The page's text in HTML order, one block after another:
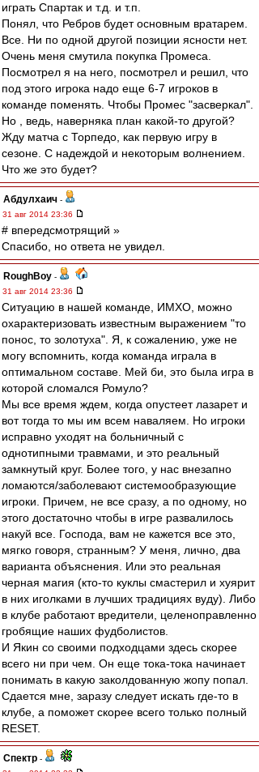
играть Спартак и т.д. и т.п.
Понял, что Ребров будет основным вратарем.
Все. Ни по одной другой позиции ясности нет.
Очень меня смутила покупка Промеса.
Посмотрел я на него, посмотрел и решил, что
под этого игрока надо еще 6-7 игроков в
команде поменять. Чтобы Промес "засверкал".
Но , ведь, наверняка план какой-то другой?
Жду матча с Торпедо, как первую игру в
сезоне. С надеждой и некоторым волнением.
Что же это будет?
Абдулхаич -
31 авг 2014 23:36
# впередсмотрящий »
Спасибо, но ответа не увидел.
RoughBoy -
31 авг 2014 23:36
Ситуацию в нашей команде, ИМХО, можно
охарактеризовать известным выражением "то
понос, то золотуха". Я, к сожалению, уже не
могу вспомнить, когда команда играла в
оптимальном составе. Мей би, это была игра в
которой сломался Ромуло?
Мы все время ждем, когда опустеет лазарет и
вот тогда то мы им всем наваляем. Но игроки
исправно уходят на больничный с
однотипными травмами, и это реальный
замкнутый круг. Более того, у нас внезапно
ломаются/заболевают системообразующие
игроки. Причем, не все сразу, а по одному, но
этого достаточно чтобы в игре развалилось
накуй все. Господа, вам не кажется все это,
мягко говоря, странным? У меня, лично, два
варианта объяснения. Или это реальная
черная магия (кто-то куклы смастерил и хуярит
в них иголками в лучших традициях вуду). Либо
в клубе работают вредители, целеноправленно
гробящие наших фудболистов.
И Якин со своими подходцами здесь скорее
всего ни при чем. Он еще тока-тока начинает
понимать в какую заколдованную жопу попал.
Сдается мне, заразу следует искать где-то в
клубе, а поможет скорее всего только полный
RESET.
Спектр -